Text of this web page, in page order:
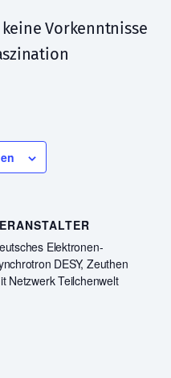
Vorkenntnisse
Elektronen-
DESY, Zeuthen
Netzwerk Teilchenwelt